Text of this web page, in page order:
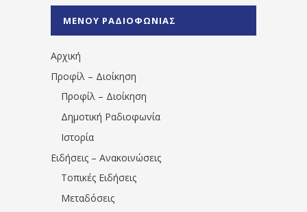
1531194763766854/" artist="" ]
ΜΕΝΟΥ ΡΑΔΙΟΦΩΝΙΑΣ
Αρχική
Προφίλ – Διοίκηση
Προφίλ – Διοίκηση
Δημοτική Ραδιοφωνία
Ιστορία
Ειδήσεις – Ανακοινώσεις
Τοπικές Ειδήσεις
Μεταδόσεις